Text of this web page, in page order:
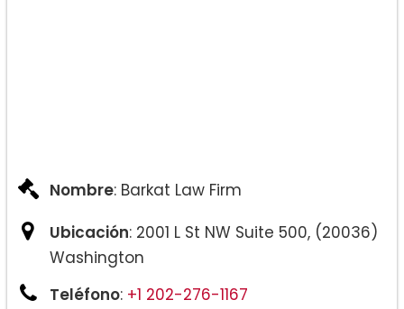
Nombre: Barkat Law Firm
Ubicación: 2001 L St NW Suite 500, (20036)
Washington
Teléfono: +1 202-276-1167